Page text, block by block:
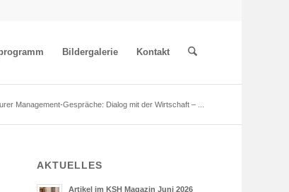
Bildergalerie Kontakt
Management-Gespräche: Dialog mit der Wirtschaft – ...
AKTUELLES
Artikel im KSH Magazin Juni 2026